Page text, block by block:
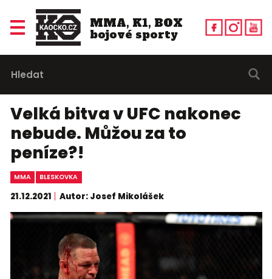
MMA, K1, BOX
bojové sporty
Velká bitva v UFC nakonec
nebude. Můžou za to
peníze?!
MMA BLESKOVKA
21.12.2021 Autor: Josef Mikolášek